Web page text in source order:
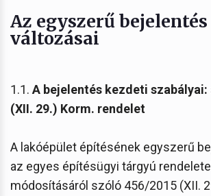
Az egyszerű bejelentés
változásai
1.1. A bejelentés kezdeti szabályai:
(XII. 29.) Korm. rendelet
A lakóépület építésének egyszerű
az egyes építésügyi tárgyú
módosításáról szóló 456/2015 (XII.